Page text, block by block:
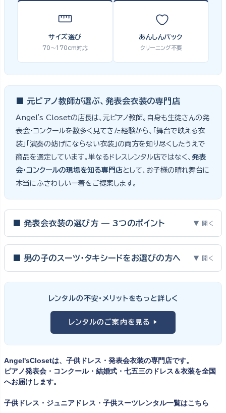
サイズ選び
70〜170cm対応
あんしんパック
クリーニング不要
■ 元ピアノ教師が選ぶ、発表会衣装の専門店
Angel's Closetの店長は、元ピアノ教師。自身も生徒さんの発
表会・コンクールを数多く見てきた経験から、「舞台で映える衣
装」「演奏の妨げにならない衣装」の両方を知り尽くしたうえで
商品を選定しています。単なるドレスレンタル店ではなく、 発表
会・コンクールの現場を知る専門店として、お子様の晴れ舞台に
本当にふさわしい一着をご提案します。
■ 発表会衣装の選び方 — 3つのポイント ▼ 開く
ピアノ発表会・バイオリン発表会・コンクールの舞台は、お子様にと
って特別な一日。元ピアノ教師としての経験から、衣装選びで大切
① サイズは"ジャストフィット"を選ぶ
舞台上で最も美しく見えるのは、お子様の体にきちんと合ったサ
イズのドレス・スーツです。「大きめを買って長く着せたい」という
何よりお子様を輝かせます。レンタルなら、その時のジャストサイ
ズを遠慮なく選べるのが最大のメリット。胸囲・身丈の正しい測り
■ 男の子のスーツ・タキシードをお選びの方へ ▼ 開く
向け、スリーピーススーツやベストスタイルは合唱・アンサンブル向
けと、シーンで使い分けるのがおすすめです。詳しくは
ツ・タキシード一覧
レンタルの不安・メリットをもっと詳しく
レンタルのご案内を見る ▶
Angel'sClosetは、子供ドレス・発表会衣装の専門店です。
ピアノ発表会・コンクール・結婚式・七五三のドレス＆衣装を全国
へお届けします。
子供ドレス・ジュニアドレス・子供スーツレンタル一覧はこちら